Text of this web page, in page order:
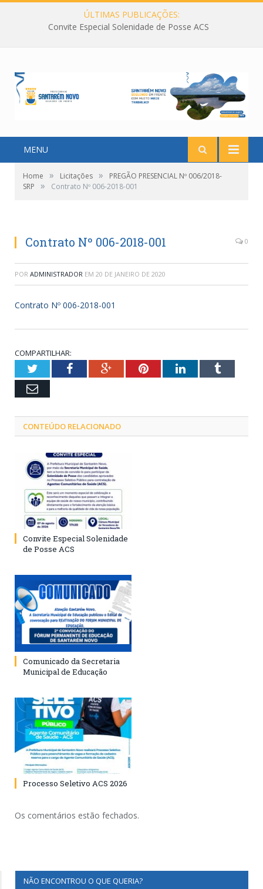
ÚLTIMAS PUBLICAÇÕES:
Convite Especial Solenidade de Posse ACS
MENU
Home » Licitações »
PREGÃO PRESENCIAL Nº 006/2018-
SRP
» Contrato Nº 006-2018-001
Contrato Nº 006-2018-001 0
POR ADMINISTRADOR EM 20 DE JANEIRO DE 2020
Contrato Nº 006-2018-001
COMPARTILHAR:
TwitterFacebookGoogle+PinterestLinkedInTumblr
Email
CONTEÚDO RELACIONADO
Convite Especial Solenidade
de Posse ACS
Comunicado da Secretaria
Municipal de Educação
Processo Seletivo ACS 2026
Os comentários estão fechados.
NÃO ENCONTROU O QUE QUERIA?